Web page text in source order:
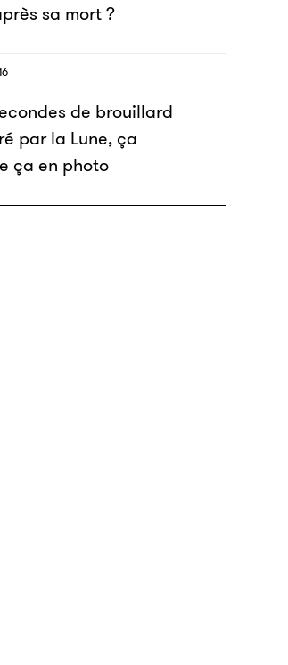
sa mort ?
de brouillard
par la Lune, ça
ça en photo